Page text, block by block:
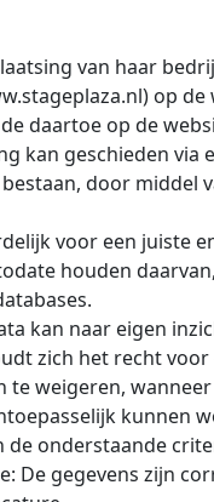
van haar
op
daartoe op de
kan geschieden via
door middel
voor een juiste
houden
kan naar eigen
zich het recht
weigeren,
kunnen
de onderstaande
De gegevens zijn